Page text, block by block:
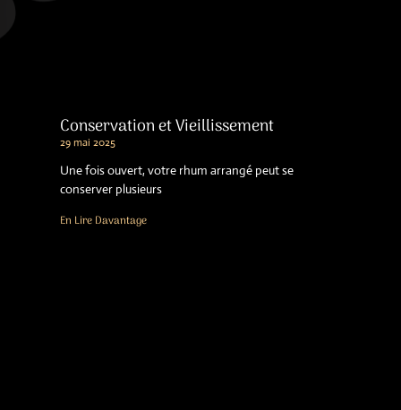
Conservation et Vieillissement
29 mai 2025
Une fois ouvert, votre rhum arrangé peut se
conserver plusieurs
En Lire Davantage